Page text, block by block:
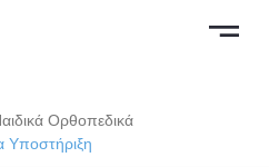
Ορθοπεδικά
Υποστήριξη